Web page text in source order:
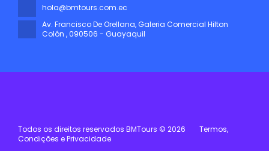
hola@bmtours.com.ec
Av. Francisco De Orellana, Galeria Comercial Hilton
Colón , 090506 - Guayaquil
Todos os direitos reservados BMTours © 2026
Termos,
Condições e Privacidade